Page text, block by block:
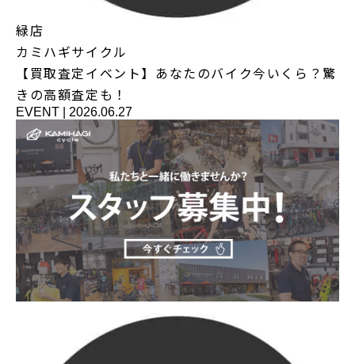
緑店
カミハギサイクル
【買取査定イベント】あなたのバイク今いくら？驚
きの高額査定も！
EVENT 2026.06.27